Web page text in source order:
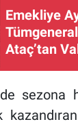
Emekliye
Ataç’tan
sezona